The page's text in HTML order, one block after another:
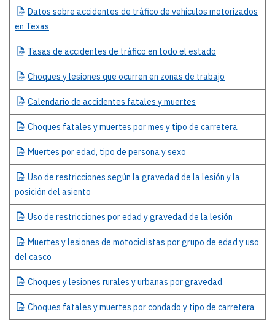
2006Datos sobre accidentes de tráfico de vehículos motorizados
en Texas
Tasas de accidentes de tráfico en todo el estado
Choques y lesiones que ocurren en zonas de trabajo
Calendario de accidentes fatales y muertes
Choques fatales y muertes por mes y tipo de carretera
Muertes por edad, tipo de persona y sexo
Uso de restricciones según la gravedad de la lesión y la
posición del asiento
Uso de restricciones por edad y gravedad de la lesión
Muertes y lesiones de motociclistas por grupo de edad y uso
del casco
Choques y lesiones rurales y urbanas por gravedad
Choques fatales y muertes por condado y tipo de carretera